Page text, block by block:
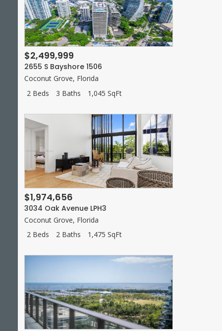
$2,499,999
2655 S Bayshore 1506
Coconut Grove, Florida
2 Beds
3 Baths 1,045 SqFt
$1,974,656
3034 Oak Avenue LPH3
Coconut Grove, Florida
2 Beds
2 Baths 1,475 SqFt